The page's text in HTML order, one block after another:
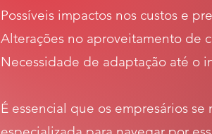
Possíveis impactos nos custos e
Alterações no aproveitamento de
Necessidade de adaptação até o
É essencial que os empresários